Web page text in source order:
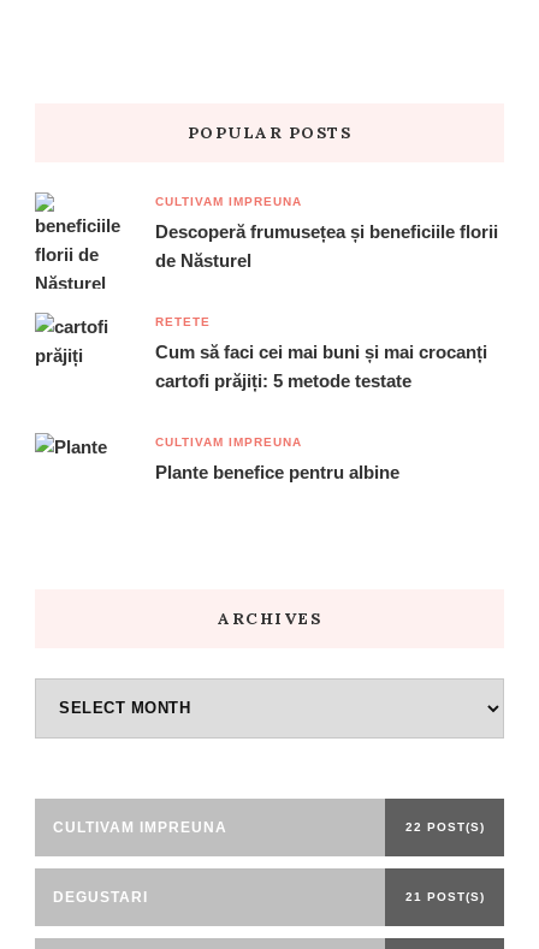
POPULAR POSTS
CULTIVAM IMPREUNA
Descoperă frumusețea și beneficiile florii
de Năsturel
RETETE
Cum să faci cei mai buni și mai crocanți
cartofi prăjiți: 5 metode testate
CULTIVAM IMPREUNA
Plante benefice pentru albine
ARCHIVES
CULTIVAM IMPREUNA 22 POST(S)
DEGUSTARI 21 POST(S)